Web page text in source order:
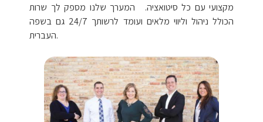
מקצועי עם כל סיטואציה. המערך שלנו מספק לך שרות
הכולל ניהול וליווי מלאים ועומד לרשותך 24/7 גם בשפה
העברית.